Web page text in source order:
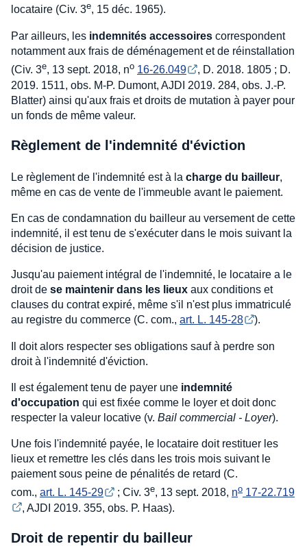
locataire (Civ. 3e, 15 déc. 1965).
Par ailleurs, les indemnités accessoires correspondent
notamment aux frais de déménagement et de réinstallation
(Civ. 3e, 13 sept. 2018, no 16-26.049
, D. 2018. 1805 ; D.
2019. 1511, obs. M-P. Dumont, AJDI 2019. 284, obs. J.-P.
Blatter) ainsi qu'aux frais et droits de mutation à payer pour
un fonds de même valeur.
Règlement de l'indemnité d'éviction
Le règlement de l'indemnité est à la charge du bailleur,
même en cas de vente de l'immeuble avant le paiement.
En cas de condamnation du bailleur au versement de cette
indemnité, il est tenu de s'exécuter dans le mois suivant la
décision de justice.
Jusqu'au paiement intégral de l'indemnité, le locataire a le
droit de se maintenir dans les lieux aux conditions et
clauses du contrat expiré, même s'il n'est plus immatriculé
au registre du commerce (C. com., art. L. 145-28 ).
Il doit alors respecter ses obligations sauf à perdre son
droit à l'indemnité d'éviction.
Il est également tenu de payer une indemnité
d'occupation qui est fixée comme le loyer et doit donc
respecter la valeur locative (v. Bail commercial - Loyer).
Une fois l'indemnité payée, le locataire doit restituer les
lieux et remettre les clés dans les trois mois suivant le
paiement sous peine de pénalités de retard (C.
com., art. L. 145-29 ; Civ. 3e, 13 sept. 2018, no 17-22.719
, AJDI 2019. 355, obs. P. Haas).
Droit de repentir du bailleur